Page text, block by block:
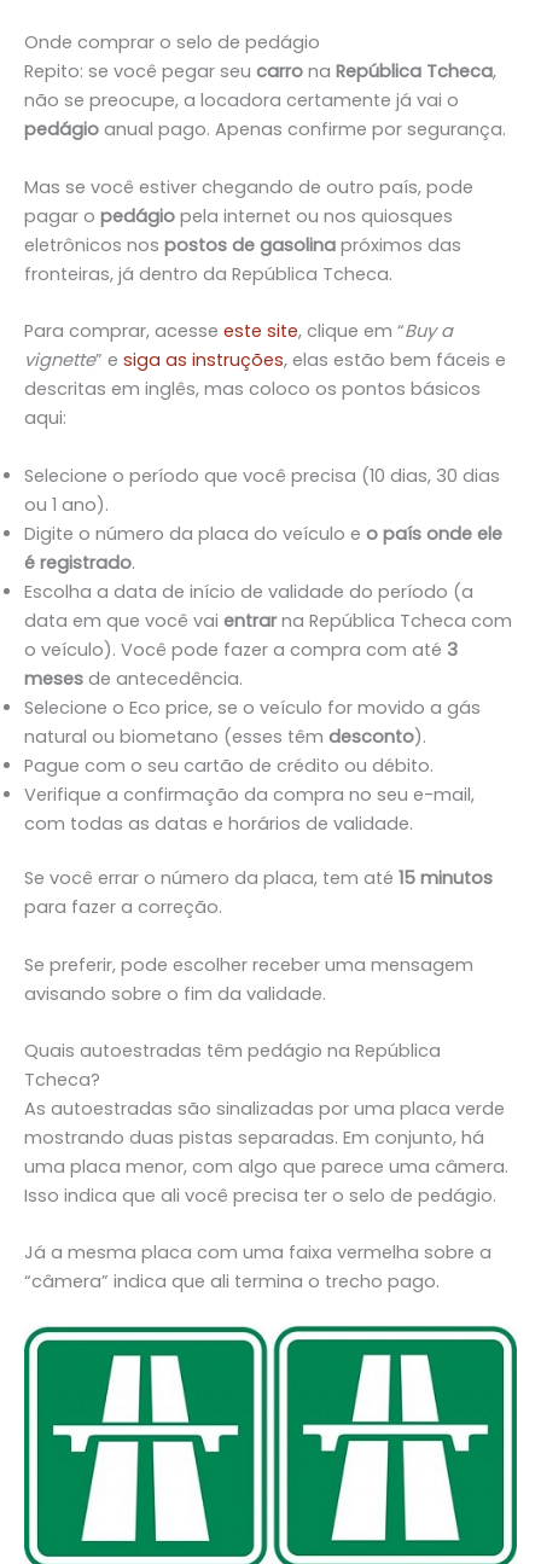
Onde comprar o selo de pedágio
Repito: se você pegar seu carro na República Tcheca,
não se preocupe, a locadora certamente já vai o
pedágio anual pago. Apenas confirme por segurança.
Mas se você estiver chegando de outro país, pode
pagar o pedágio pela internet ou nos quiosques
eletrônicos nos postos de gasolina próximos das
fronteiras, já dentro da República Tcheca.
Para comprar, acesse este site, clique em “Buy a
vignette” e siga as instruções, elas estão bem fáceis e
descritas em inglês, mas coloco os pontos básicos
aqui:
Selecione o período que você precisa (10 dias, 30 dias
ou 1 ano).
Digite o número da placa do veículo e o país onde ele
é registrado.
Escolha a data de início de validade do período (a
data em que você vai entrarna República Tcheca com
o veículo). Você pode fazer a compra com até 3
meses de antecedência.
Selecione o Eco price, se o veículo for movido a gás
natural ou biometano (esses têm desconto).
Pague com o seu cartão de crédito ou débito.
Verifique a confirmação da compra no seu e-mail,
com todas as datas e horários de validade.
Se você errar o número da placa, tem até 15 minutos
para fazer a correção.
Se preferir, pode escolher receber uma mensagem
avisando sobre o fim da validade.
Quais autoestradas têm pedágio na República
Tcheca?
As autoestradas são sinalizadas por uma placa verde
mostrando duas pistas separadas. Em conjunto, há
uma placa menor, com algo que parece uma câmera.
Isso indica que ali você precisa ter o selo de pedágio.
Já a mesma placa com uma faixa vermelha sobre a
“câmera” indica que ali termina o trecho pago.